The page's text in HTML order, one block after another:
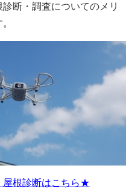
断・調査についてのメリ
屋根診断はこちら★